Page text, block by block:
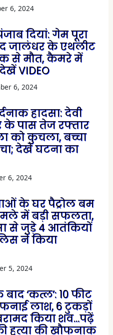
6, 2024
दियां: गेम पूरा
जालंधर के एथलीट
से मौत, कैमरे में
VIDEO
6, 2024
हादसा: देवी
के पास तेज रफ्तार
को कुचला, बच्चा
देखें घटना का
6, 2024
के घर पैट्रोल बम
में बड़ी सफलता,
से जुड़े 4 आतंकियों
ने किया
5, 2024
‘कत्ल’: 10 फीट
लाश, 6 टुकड़ों
किया शव…पढ़ें
हत्या की खौफनाक